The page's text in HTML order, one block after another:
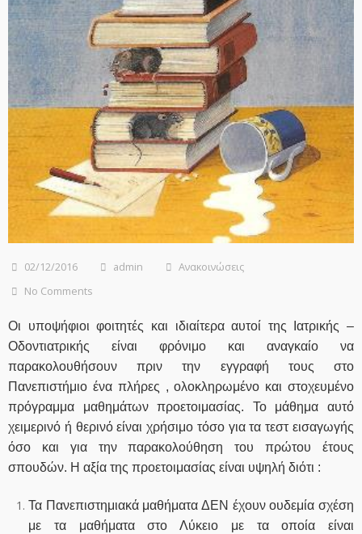
02/12/2016 admin
Ανακοινώσεις
No Comments
Οι υποψήφιοι φοιτητές και ιδιαίτερα αυτοί της Ιατρικής –
Οδοντιατρικής είναι φρόνιμο και αναγκαίο να
παρακολουθήσουν πριν την εγγραφή τους στο
Πανεπιστήμιο ένα πλήρες , ολοκληρωμένο και στοχευμένο
πρόγραμμα μαθημάτων προετοιμασίας. Το μάθημα αυτό
χειμερινό ή θερινό είναι χρήσιμο τόσο για τα τεστ εισαγωγής
όσο και για την παρακολούθηση του πρώτου έτους
σπουδών. Η αξία της προετοιμασίας είναι υψηλή διότι :
Τα Πανεπιστημιακά μαθήματα ΔΕΝ έχουν ουδεμία σχέση
με τα μαθήματα στο Λύκειο με τα οποία είναι